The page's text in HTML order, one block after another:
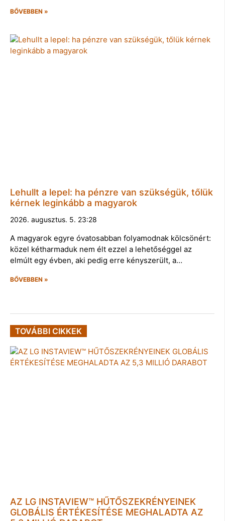
BŐVEBBEN »
Lehullt a lepel: ha pénzre van szükségük, tőlük
kérnek leginkább a magyarok
2026. augusztus. 5. 23:28
A magyarok egyre óvatosabban folyamodnak kölcsönért:
közel kétharmaduk nem élt ezzel a lehetőséggel az
elmúlt egy évben, aki pedig erre kényszerült, a…
BŐVEBBEN »
TOVÁBBI CIKKEK
AZ LG INSTAVIEW™ HŰTŐSZEKRÉNYEINEK
GLOBÁLIS ÉRTÉKESÍTÉSE MEGHALADTA AZ